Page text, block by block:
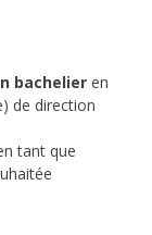
bachelier en
de direction
tant que